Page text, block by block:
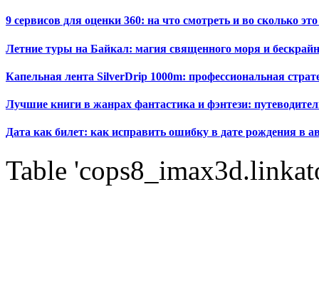
9 сервисов для оценки 360: на что смотреть и во сколько это
Летние туры на Байкал: магия священного моря и
Капельная лента SilverDrip 1000m: профессиональная
Лучшие книги в жанрах фантастика и фэнтези:
Дата как билет: как исправить ошибку в дате рождения в
Table